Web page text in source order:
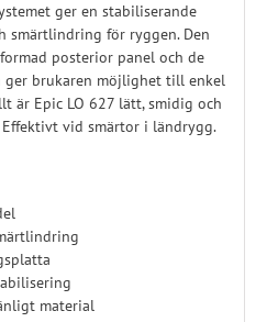
ger en stabiliserande
smärtlindring för ryggen. Den
posterior panel och de
ger brukaren möjlighet till enkel
är Epic LO 627 lätt, smidig och
Effektivt vid smärtor i ländrygg.
material